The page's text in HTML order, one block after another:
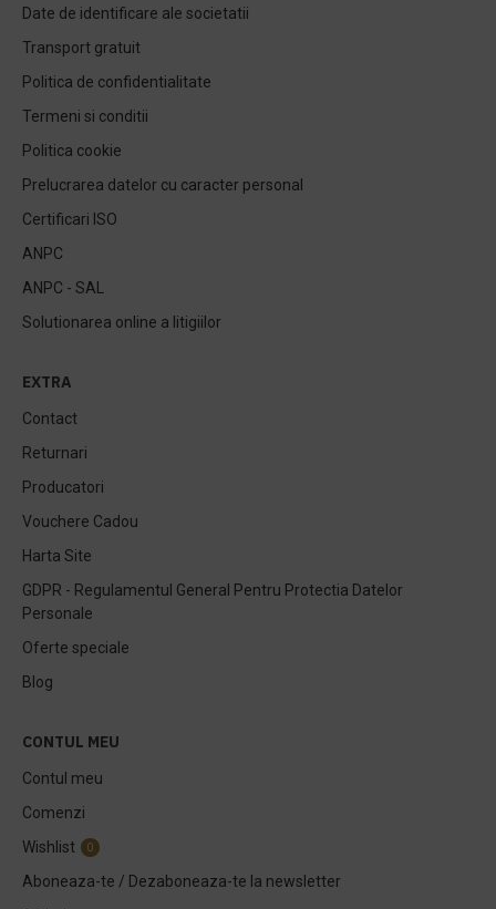
Date de identificare ale societatii
Transport gratuit
Politica de confidentialitate
Termeni si conditii
Politica cookie
Prelucrarea datelor cu caracter personal
Certificari ISO
ANPC
ANPC - SAL
Solutionarea online a litigiilor
EXTRA
Contact
Returnari
Producatori
Vouchere Cadou
Harta Site
GDPR - Regulamentul General Pentru Protectia Datelor
Personale
Oferte speciale
Blog
CONTUL MEU
Contul meu
Comenzi
Wishlist
0
Aboneaza-te / Dezaboneaza-te la newsletter